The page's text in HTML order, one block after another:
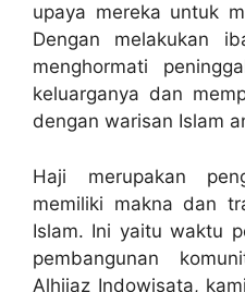
upaya mereka untuk
Dengan melakukan
menghormati
keluarganya dan
dengan warisan Islam
Haji merupakan
memiliki makna dan
Islam. Ini yaitu waktu
pembangunan
Alhijaz Indowisata,